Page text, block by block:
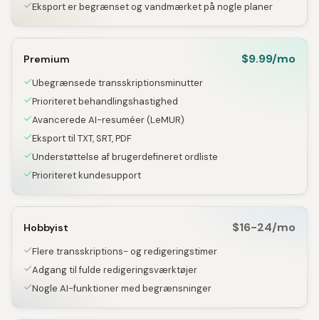
Eksport er begrænset og vandmærket på nogle planer
Premium $9.99/mo
Ubegrænsede transskriptionsminutter
Prioriteret behandlingshastighed
Avancerede AI-resuméer (LeMUR)
Eksport til TXT, SRT, PDF
Understøttelse af brugerdefineret ordliste
Prioriteret kundesupport
Hobbyist $16-24/mo
Flere transskriptions- og redigeringstimer
Adgang til fulde redigeringsværktøjer
Nogle AI-funktioner med begrænsninger